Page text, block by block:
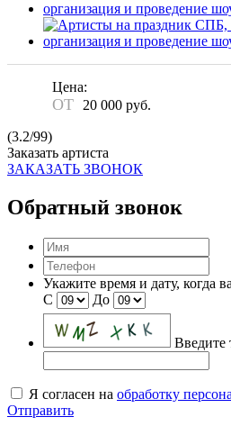
Цена:
ОТ 20 000 руб.
(3.2/99)
Заказать артиста
ЗАКАЗАТЬ ЗВОНОК
Обратный звонок
Укажите время и дату, когда
С
До
Введите
Я согласен на обработку
Отправить